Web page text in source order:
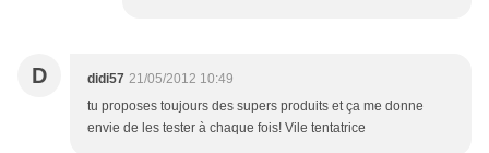
D didi57 21/05/2012 10:49
tu proposes toujours des supers produits et ça me donne
envie de les tester à chaque fois! Vile tentatrice